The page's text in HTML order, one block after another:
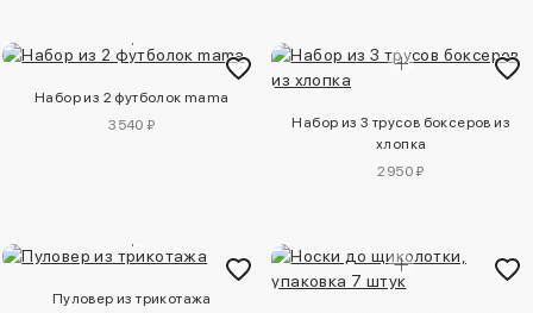
Набор из 2 футболок mama
3540 ₽
Набор из 3 трусов боксеров из
хлопка
2950 ₽
Пуловер из трикотажа